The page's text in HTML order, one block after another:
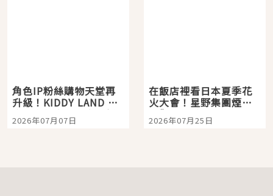
角色IP粉絲購物天堂再
升級！KIDDY LAND 原
宿店吉伊卡哇迎客，新
開幕 OMOKADO 店3分
2026年07月07日
在飯店裡看日本夏季花
火大會！星野集團煙火
景觀飯店6選，讓你不用
人擠人悠閒欣賞
2026年07月25日